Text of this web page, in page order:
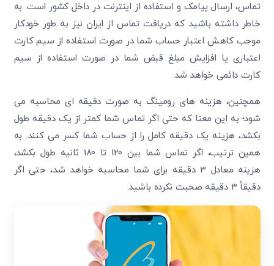
تماس، ارسال پیامک و استفاده از اینترنت در داخل کشور است. به
خاطر داشته باشید که دریافت تماس از ایران نیز به طور خودکار
موجب کاهش اعتبار حساب شما در صورت استفاده از سیم کارت
اعتباری یا افزایش مبلغ قبض شما در صورت استفاده از سیم
کارت دائمی خواهد شد.
همچنین، هزینه های رومینگ به صورت دقیقه ای محاسبه می
شود؛ به این معنا که حتی اگر تماس شما کمتر از یک دقیقه طول
بکشد، هزینه یک دقیقه کامل را از حساب شما کسر می کنند. به
همین ترتیب، اگر تماس شما بین 120 تا 180 ثانیه طول بکشد،
هزینه معادل 3 دقیقه برای شما محاسبه خواهد شد، حتی اگر
دقیقاً 3 دقیقه صحبت نکرده باشید.